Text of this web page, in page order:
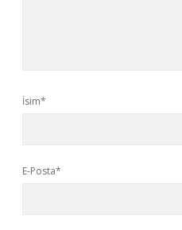
İsim*
E-Posta*